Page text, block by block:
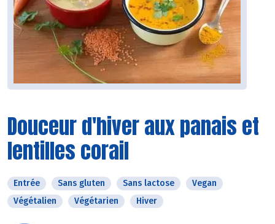
Douceur d'hiver aux panais et
lentilles corail
Entrée Sans gluten Sans lactose
Vegan
Végétalien
Végétarien Hiver